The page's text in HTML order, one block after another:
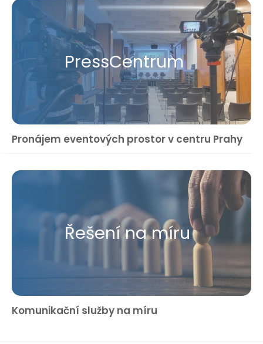
Press​Centrum
Pronájem eventových prostor v centru Prahy
Řešení na míru
Komunikační služby na míru